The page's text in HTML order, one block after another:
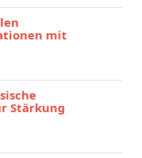
mit
Stärkung